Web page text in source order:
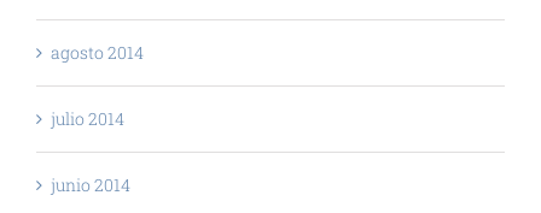
agosto 2014
julio 2014
junio 2014